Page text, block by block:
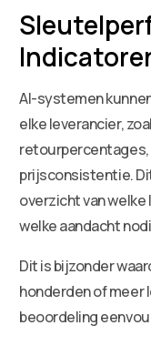
AI-systemen
elke leverancier,
prijsconsistentie.
overzicht van
welke aandacht
Dit is bijzonder
honderden of meer
beoordeling